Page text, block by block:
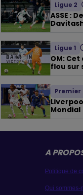
Ligue 2
ASSE :
Ligue 1
OM:
flou sur
Premier
Mondial
A
Politique de
Qui sommes-